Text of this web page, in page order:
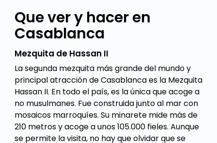
Que ver y hacer en
Casablanca
Mezquita de Hassan II
La segunda mezquita más grande del mundo y
principal atracción de Casablanca es la Mezquita
Hassan II. En todo el país, es la única que acoge a
no musulmanes. Fue construida junto al mar con
mosaicos marroquíes. Su minarete mide más de
210 metros y acoge a unos 105.000 fieles. Aunque
se permite la visita, no hay que olvidar que se